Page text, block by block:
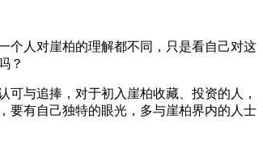
个人对崖柏的理解都不同，只是看自己对这
？
与追捧，对于初入崖柏收藏、投资的人，
要有自己独特的眼光，多与崖柏界内的人士